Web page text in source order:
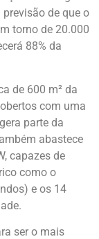
de que o
torno de 20.000
88% da
de 600 m² da
com uma
parte da
abastece
capazes de
como o
e os 14
ser o mais